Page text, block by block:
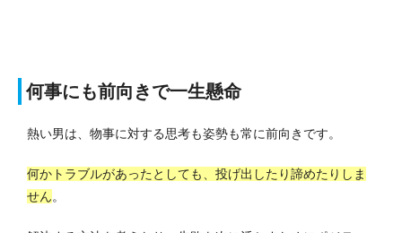
何事にも前向きで一生懸命
熱い男は、物事に対する思考も姿勢も常に前向きです。
何かトラブルがあったとしても、投げ出したり諦めたりしま
せん。